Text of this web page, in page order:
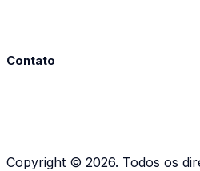
Contato
Copyright © 2026. Todos os